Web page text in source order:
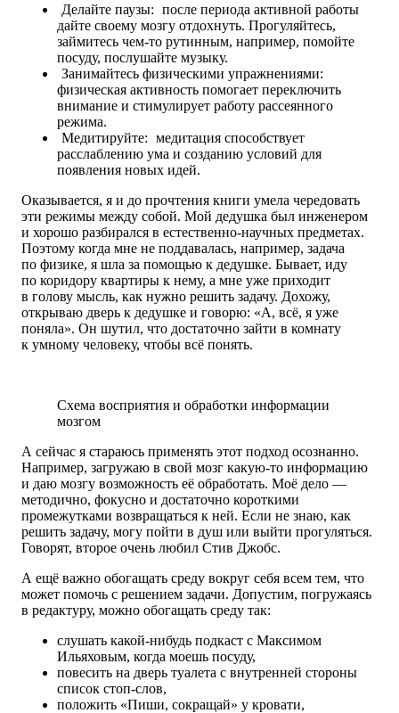
Делайте паузы: после периода активной работы
дайте своему мозгу отдохнуть. Прогуляйтесь,
займитесь чем-то рутинным, например, помойте
посуду, послушайте музыку.
Занимайтесь физическими упражнениями:
физическая активность помогает переключить
внимание и стимулирует работу рассеянного
режима.
Медитируйте: медитация способствует
расслаблению ума и созданию условий для
появления новых идей.
Оказывается, я и до прочтения книги умела чередовать
эти режимы между собой. Мой дедушка был инженером
и хорошо разбирался в естественно-научных предметах.
Поэтому когда мне не поддавалась, например, задача
по физике, я шла за помощью к дедушке. Бывает, иду
по коридору квартиры к нему, а мне уже приходит
в голову мысль, как нужно решить задачу. Дохожу,
открываю дверь к дедушке и говорю: «А, всё, я уже
поняла». Он шутил, что достаточно зайти в комнату
к умному человеку, чтобы всё понять.
Схема восприятия и обработки информации
мозгом
А сейчас я стараюсь применять этот подход осознанно.
Например, загружаю в свой мозг какую-то информацию
и даю мозгу возможность её обработать. Моё дело ―
методично, фокусно и достаточно короткими
промежутками возвращаться к ней. Если не знаю, как
решить задачу, могу пойти в душ или выйти прогуляться.
Говорят, второе очень любил Стив Джобс.
А ещё важно обогащать среду вокруг себя всем тем, что
может помочь с решением задачи. Допустим, погружаясь
в редактуру, можно обогащать среду так:
слушать какой-нибудь подкаст с Максимом
Ильяховым, когда моешь посуду,
повесить на дверь туалета с внутренней стороны
список стоп-слов,
положить «Пиши, сокращай» у кровати,